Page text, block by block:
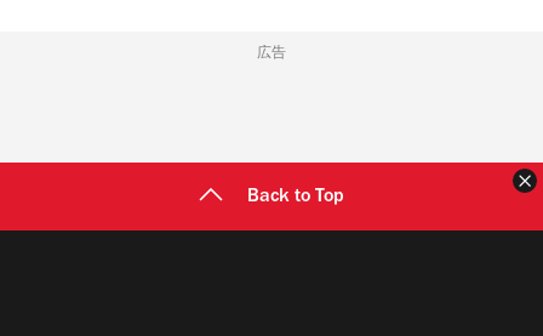
広告
Back to Top